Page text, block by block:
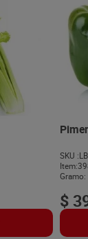
SKU :
Item:
Gramo:
$